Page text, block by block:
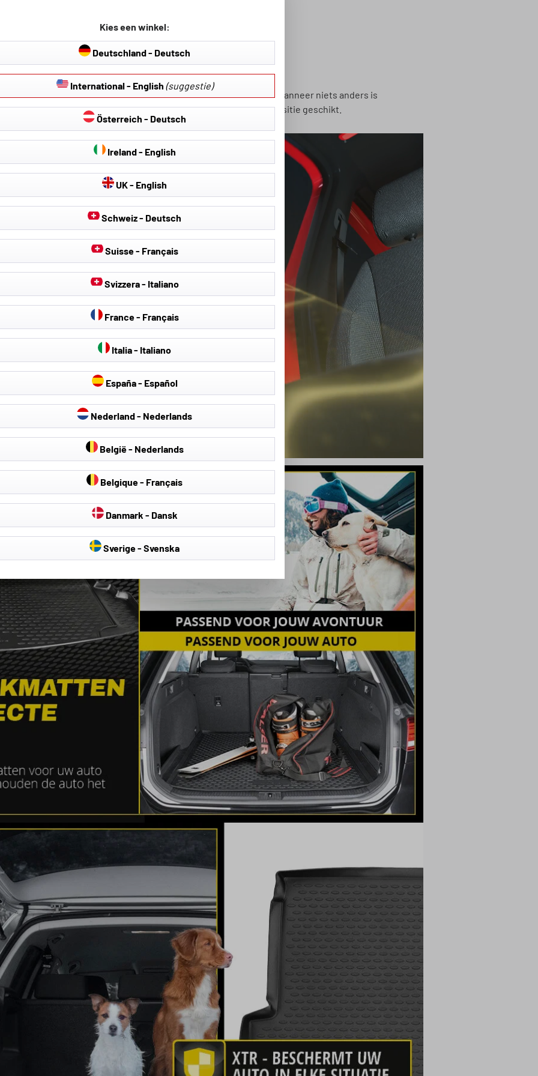
om de laadvloer in de kofferruimte verschillend te positioneren. Wanneer niets anders is
voor de bovenste laadvloer resp. de laadvloer in de bovenste positie geschikt.
Kies een winkel:
Deutschland - Deutsch
International - English (suggestie)
Österreich - Deutsch
Ireland - English
UK - English
Schweiz - Deutsch
Suisse - Français
Svizzera - Italiano
France - Français
Italia - Italiano
España - Español
Nederland - Nederlands
België - Nederlands
Belgique - Français
Danmark - Dansk
Sverige - Svenska